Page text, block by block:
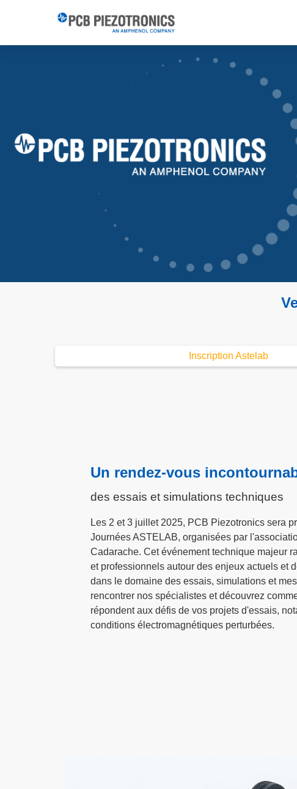
Inscription Astelab
Un rendez-vous
des essais et simulations techniques
Les 2 et 3 juillet 2025, PCB Piezotronics sera
Journées ASTELAB, organisées par
Cadarache. Cet événement technique majeur
et professionnels autour des enjeux actuels et
dans le domaine des essais, simulations et
rencontrer nos spécialistes et découvrez
répondent aux défis de vos projets d'essais,
conditions électromagnétiques perturbées.